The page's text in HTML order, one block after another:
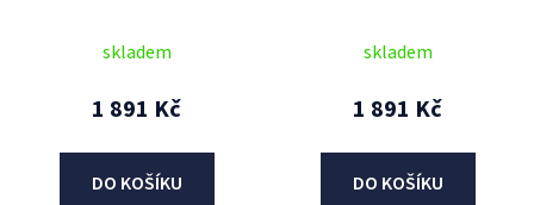
skladem
1 891 Kč
DO KOŠÍKU
skladem
1 891 Kč
DO KOŠÍKU